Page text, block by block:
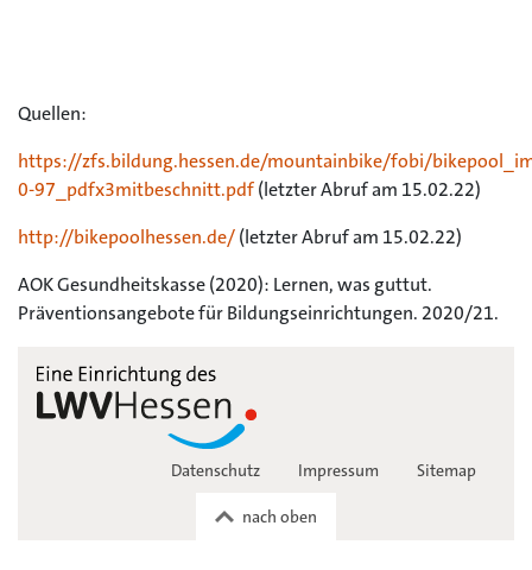
Quellen:
https://zfs.bildung.hessen.de/mountainbike/fobi/
0-97_pdfx3mitbeschnitt.pdf(letzter Abruf am 15.02.22)
http://bikepoolhessen.de/(letzter Abruf am 15.02.22)
AOK Gesundheitskasse (2020): Lernen, was guttut.
Präventionsangebote für Bildungseinrichtungen. 2020/21.
Datenschutz Impressum Sitemap
nach oben